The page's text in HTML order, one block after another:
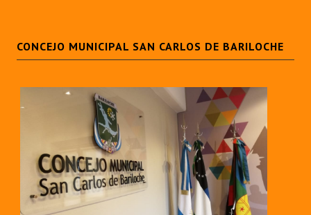
CONCEJO MUNICIPAL SAN CARLOS DE BARILOCHE